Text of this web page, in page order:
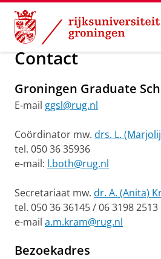
Skip
Content
Skip
Navigation
Onderwijs Organisatie
Contact
Groningen Graduate
E-mail ggsl@rug.nl
Coördinator mw. drs. L.
tel. 050 36 35936
e-mail: l.both@rug.nl
Secretariaat mw. dr. A. (Anita)
tel. 050 36 36145 / 06 3198 2513
e-mail a.m.kram@rug.nl
Bezoekadres